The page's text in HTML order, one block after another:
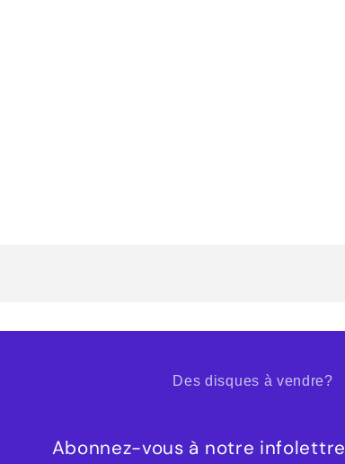
Des disques à vendre?
Abonnez-vous à notre infolettre